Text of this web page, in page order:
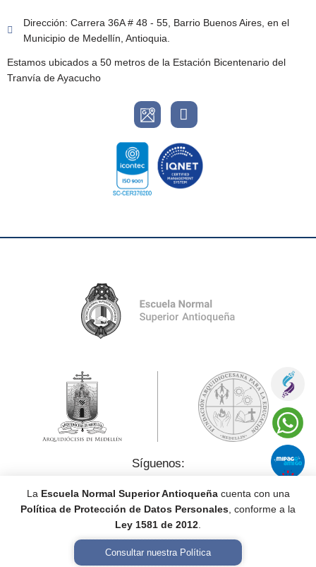
Dirección: Carrera 36A # 48 - 55, Barrio Buenos Aires, en el
Municipio de Medellín, Antioquia.
Estamos ubicados a 50 metros de la Estación Bicentenario del
Tranvía de Ayacucho
Síguenos:
Política de Tratamiento de Datos Personales
La Escuela Normal Superior Antioqueñacuenta con una
Política de Protección de Datos Personales , conforme a la
Ley 1581 de 2012
Consultar nuestra Política